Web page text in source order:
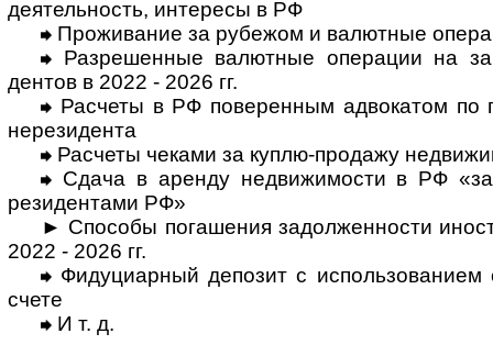
деятель­ность, инте­ресы в РФ
Проживание за рубежом и валютные
Разрешенные валютные операции на
дентов в 2022 - 2026 гг.
Расчеты в РФ поверенным адвокатом по
нере­зи­дента
Расчеты чеками за куплю-продажу
Сдача в аренду недвижимости в РФ
рези­ден­тами РФ»
► Способы погашения задолженности
2022 - 2026 гг.
Фидуциарный депозит с
счете
И т. д.